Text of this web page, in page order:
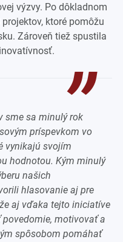
výzvy. Po dôkladnom
ktoré pomôžu
Zároveň tiež spustila
sme sa minulý rok
príspevkom vo
vynikajú svojím
hodnotou. Kým minulý
našich
hlasovanie aj pre
aj vďaka tejto iniciatíve
motivovať a
spôsobom pomáhať